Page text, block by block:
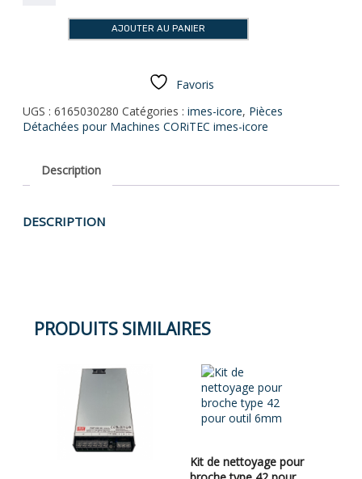
imes-
icore
AJOUTER AU PANIER
Favoris
UGS : 6165030280 Catégories : imes-icore, Pièces
Détachées pour Machines CORiTEC imes-icore
Description
DESCRIPTION
PRODUITS SIMILAIRES
Kit de nettoyage pour